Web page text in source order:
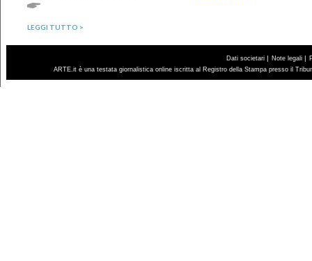
LEGGI TUTTO >
Dati societari | Note legali |
ARTE.it è una testata giornalistica online iscritta al Registro della Stampa presso il